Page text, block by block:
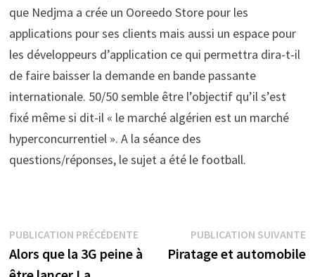
que Nedjma a crée un Ooreedo Store pour les
applications pour ses clients mais aussi un espace pour
les développeurs d’application ce qui permettra dira-t-il
de faire baisser la demande en bande passante
internationale. 50/50 semble être l’objectif qu’il s’est
fixé même si dit-il « le marché algérien est un marché
hyperconcurrentiel ». A la séance des
questions/réponses, le sujet a été le football.
Navigation
de
PUBLICATION PRÉCÉDENTEPublication
précédente :
Alors que la 3G peine à
PUBLICATION SUIVANTE
Piratage et automobile